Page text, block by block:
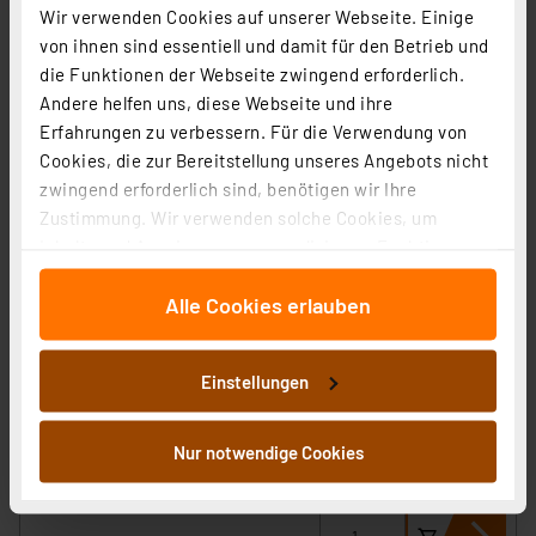
Wir verwenden Cookies auf unserer Webseite. Einige
von ihnen sind essentiell und damit für den Betrieb und
die Funktionen der Webseite zwingend erforderlich.
Andere helfen uns, diese Webseite und ihre
Erfahrungen zu verbessern. Für die Verwendung von
Cookies, die zur Bereitstellung unseres Angebots nicht
zwingend erforderlich sind, benötigen wir Ihre
Zustimmung. Wir verwenden solche Cookies, um
für soziale Medien anbieten zu können und die Zugriffe
auf unsere Website zu analysieren. Außerdem geben
wir Informationen zu Ihrer Verwendung unserer Website
an unsere Partner für soziale Medien, Werbung und
Analysen weiter. Unsere Partner führen diese
Informationen möglicherweise mit weiteren Daten
zusammen, die Sie ihnen bereitgestellt haben oder die
sie im Rahmen Ihrer Nutzung der Dienste gesammelt
Alle Cookies erlauben
Einstellungen
Nur notwendige Cookies
Homematic IP Smart Home Access Point 2, HmIP-HAP2
59,95 €
Informationen zu Versandkosten